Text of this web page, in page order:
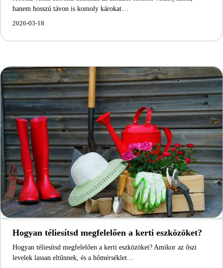
hanem hosszú távon is komoly károkat…
2026-03-18
Hogyan téliesítsd megfelelően a kerti eszközöket?
Hogyan téliesítsd megfelelően a kerti eszközöket? Amikor az őszi
levelek lassan eltűnnek, és a hőmérséklet…